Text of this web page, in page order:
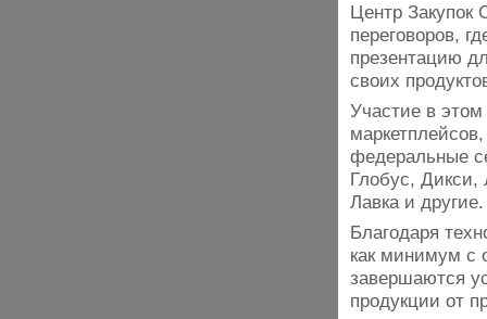
Центр Закупок
переговоров,
презентацию
своих
Участие в
федеральные
Глобус, Дикси,
Лавка и другие.
Благодаря
как минимум с
завершаются
продукции от